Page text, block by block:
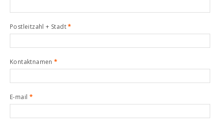
Postleitzahl + Stadt*
Kontaktnamen*
E-mail *